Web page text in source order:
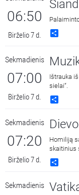
06:50
Birželio 7 d.
Sekmadienis
07:00
Birželio 7 d.
Ištrauka
sielai“.
Sekmadienis
07:20
Birželio 7 d.
Homiliją
skaitinius
Sekmadienis